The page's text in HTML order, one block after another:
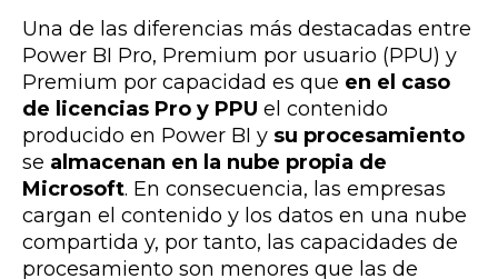
Una de las diferencias más destacadas entre
Power BI Pro, Premium por usuario (PPU) y
Premium por capacidad es que en el caso
de licencias Pro y PPU el contenido
producido en Power BI y su procesamiento
se almacenan en la nube propia de
Microsoft. En consecuencia, las empresas
cargan el contenido y los datos en una nube
compartida y, por tanto, las capacidades de
procesamiento son menores que las de